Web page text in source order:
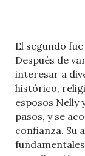
El segundo
Después de
interesar a
histórico,
esposos Nelly
pasos, y se
confianza. Su